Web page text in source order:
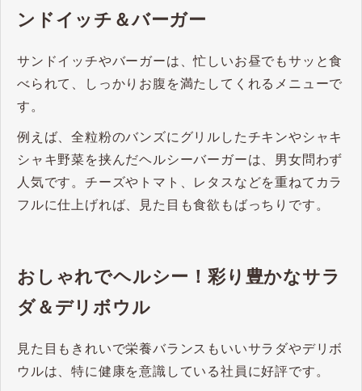
ンドイッチ＆バーガー
サンドイッチやバーガーは、忙しいお昼でもサッと食
べられて、しっかりお腹を満たしてくれるメニューで
す。
例えば、全粒粉のバンズにグリルしたチキンやシャキ
シャキ野菜を挟んだヘルシーバーガーは、男女問わず
人気です。チーズやトマト、レタスなどを重ねてカラ
フルに仕上げれば、見た目も食欲もばっちりです。
おしゃれでヘルシー！彩り豊かなサラ
ダ＆デリボウル
見た目もきれいで栄養バランスもいいサラダやデリボ
ウルは、特に健康を意識している社員に好評です。